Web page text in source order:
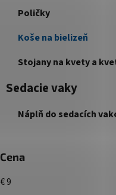
Poličky
Koše na bielizeň
Stojany na kvety a
Sedacie vaky
Náplň do sedacích
Cena
€9